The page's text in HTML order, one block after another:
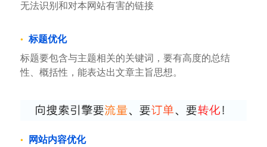
无法识别和对本网站有害的链接
标题优化
标题要包含与主题相关的关键词，要有高度的总结
性、概括性，能表达出文章主旨思想。
网站内容优化